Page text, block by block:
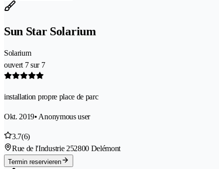
Sun Star Solarium
Solarium
ouvert 7 sur 7
installation propre place de parc
Okt. 2019• Anonymous user
3.7(6)
Rue de l'Industrie 252800 Delémont
Termin reservieren